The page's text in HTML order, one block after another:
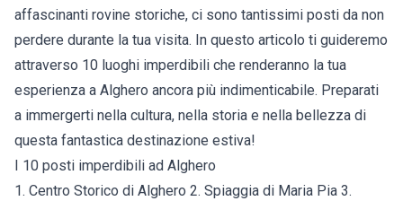
affascinanti rovine storiche, ci sono tantissimi posti da non
perdere durante la tua visita. In questo articolo ti guideremo
attraverso 10 luoghi imperdibili che renderanno la tua
esperienza a Alghero ancora più indimenticabile. Preparati
a immergerti nella cultura, nella storia e nella bellezza di
questa fantastica destinazione estiva!
I 10 posti imperdibili ad Alghero
1. Centro Storico di Alghero 2. Spiaggia di Maria Pia 3.